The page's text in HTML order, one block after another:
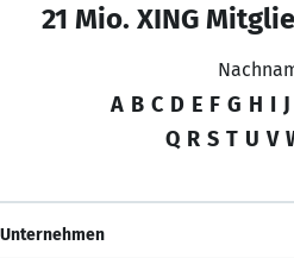
21 Mio. XING
A B C D E F G H I J
Q R S T U V
Unternehmen